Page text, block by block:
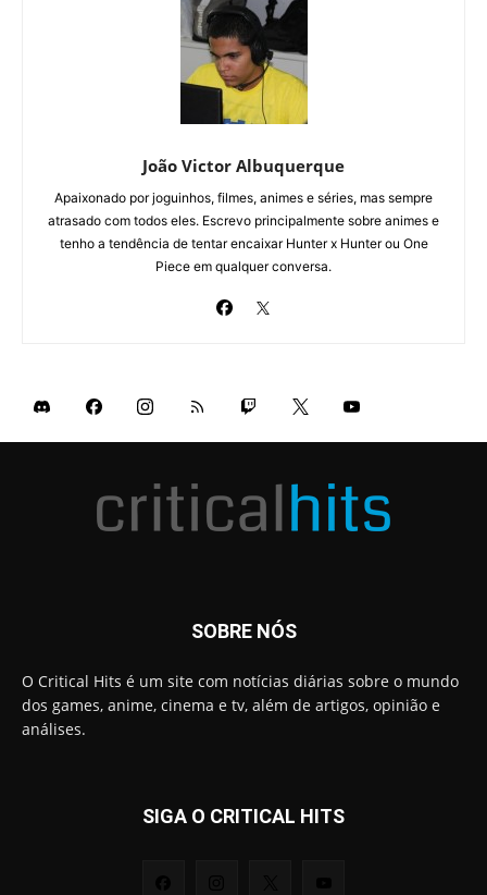
João Victor Albuquerque
Apaixonado por joguinhos, filmes, animes e séries, mas sempre
atrasado com todos eles. Escrevo principalmente sobre animes e
tenho a tendência de tentar encaixar Hunter x Hunter ou One
Piece em qualquer conversa.
SOBRE NÓS
O Critical Hits é um site com notícias diárias sobre o mundo
dos games, anime, cinema e tv, além de artigos, opinião e
análises.
SIGA O CRITICAL HITS